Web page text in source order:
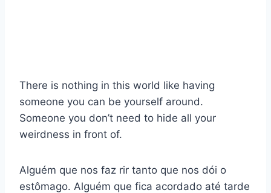
There is nothing in this world like having
someone you can be yourself around.
Someone you don’t need to hide all your
weirdness in front of.
Alguém que nos faz rir tanto que nos dói o
estômago. Alguém que fica acordado até tarde